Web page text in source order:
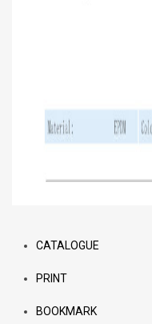
CATALOGUE
PRINT
BOOKMARK